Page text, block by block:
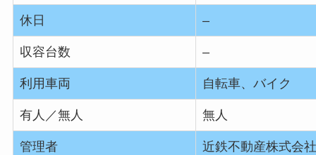
休日 –
収容台数 –
利用車両 自転車、バイク
有人／無人 無人
管理者 近鉄不動産株式会社